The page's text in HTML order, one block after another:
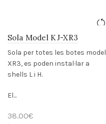
Sola Model KJ-XR3
Sola per totes les botes model
XR3, es poden instal·lar a
shells L i H.
El...
38.00€